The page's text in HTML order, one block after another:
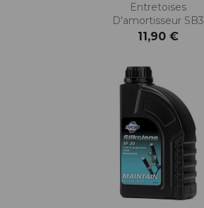
Entretoises
D'amortisseur SB3
11,90 €